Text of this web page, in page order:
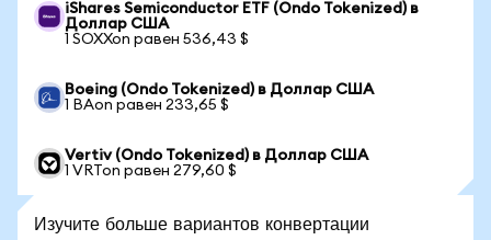
iShares Semiconductor ETF (Ondo Tokenized) в
Доллар США
1 SOXXon равен 536,43 $
Boeing (Ondo Tokenized) в Доллар США
1 BAon равен 233,65 $
Vertiv (Ondo Tokenized) в Доллар США
1 VRTon равен 279,60 $
Изучите больше вариантов конвертации